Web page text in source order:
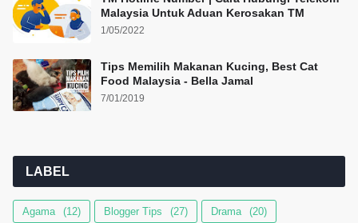
Malaysia Untuk Aduan Kerosakan TM
1/05/2022
Tips Memilih Makanan Kucing, Best Cat
Food Malaysia - Bella Jamal
7/01/2019
LABEL
Agama (12) Blogger Tips (27) Drama (20)